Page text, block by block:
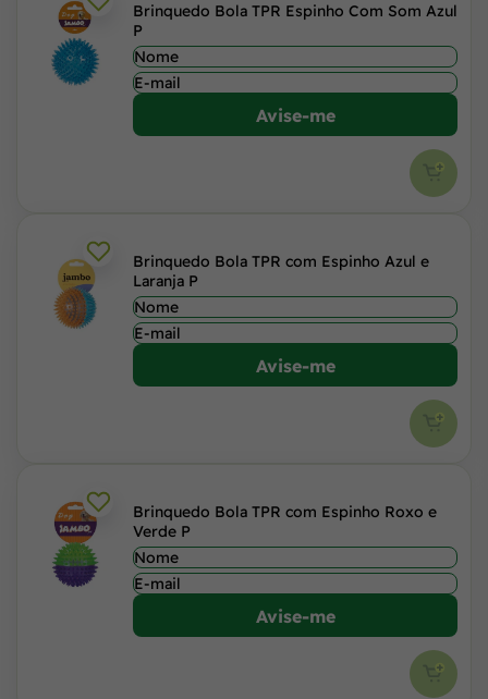
Brinquedo Bola TPR Espinho Com Som Azul
P
Avise-me
Brinquedo Bola TPR com Espinho Azul e
Laranja P
Avise-me
Brinquedo Bola TPR com Espinho Roxo e
Verde P
Avise-me